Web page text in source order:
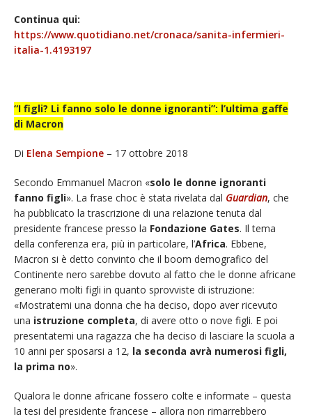
Continua qui:
https://www.quotidiano.net/cronaca/sanita-infermieri-
italia-1.4193197
“I figli? Li fanno solo le donne ignoranti”: l’ultima gaffe
di Macron
Di Elena Sempione – 17 ottobre 2018
Secondo Emmanuel Macron «solo le donne ignoranti
fanno figli». La frase choc è stata rivelata dal Guardian, che
ha pubblicato la trascrizione di una relazione tenuta dal
presidente francese presso la Fondazione Gates. Il tema
della conferenza era, più in particolare, l’Africa. Ebbene,
Macron si è detto convinto che il boom demografico del
Continente nero sarebbe dovuto al fatto che le donne africane
generano molti figli in quanto sprovviste di istruzione:
«Mostratemi una donna che ha deciso, dopo aver ricevuto
una istruzione completa, di avere otto o nove figli. E poi
presentatemi una ragazza che ha deciso di lasciare la scuola a
10 anni per sposarsi a 12, la seconda avrà numerosi figli,
la prima no».
Qualora le donne africane fossero colte e informate – questa
la tesi del presidente francese – allora non rimarrebbero